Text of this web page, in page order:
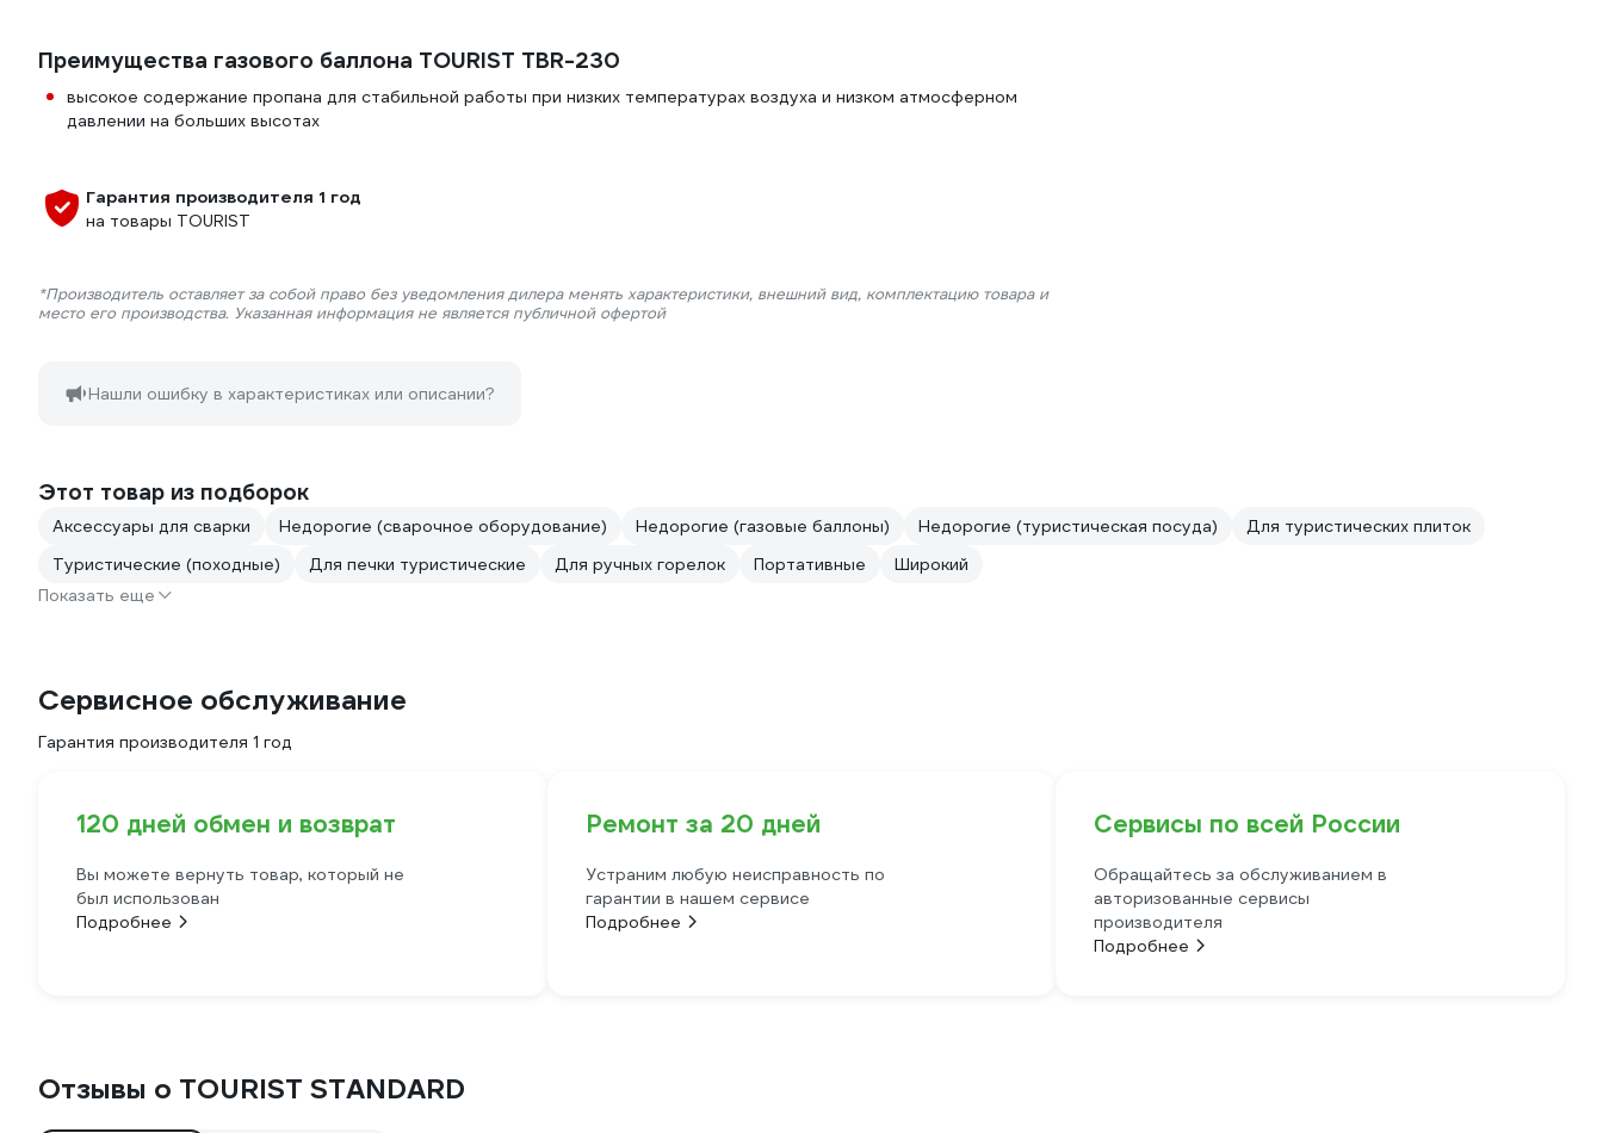
Преимущества газового баллона TOURIST TBR-230
высокое содержание пропана для стабильной работы при низких температурах воздуха и низком атмосферном
давлении на больших высотах
Гарантия производителя 1 год
на товары TOURIST
*Производитель оставляет за собой право без уведомления дилера менять характеристики, внешний вид, комплектацию товара и
место его производства. Указанная информация не является публичной офертой
Нашли ошибку в характеристиках или описании?
Этот товар из подборок
Аксессуары для сварки Недорогие (сварочное оборудование) Недорогие (газовые баллоны) Недорогие (туристическая посуда)
Для туристических плиток
Туристические (походные)
Для печки туристические Для ручных горелок Портативные
Широкий
Показать еще
Сервисное обслуживание
Гарантия производителя 1 год
120 дней обмен и возврат
Вы можете вернуть товар, который не
был использован
Подробнее
Ремонт за 20 дней
Устраним любую неисправность по
гарантии в нашем сервисе
Подробнее
Сервисы по всей России
Обращайтесь за обслуживанием в
авторизованные сервисы
производителя
Подробнее
Отзывы о TOURIST STANDARD